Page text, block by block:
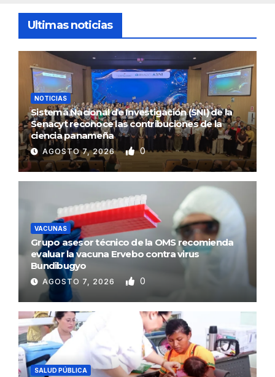
Ultimas noticias
NOTICIAS
Sistema Nacional de Investigación (SNI) de la
Senacyt reconoce las contribuciones de la
ciencia panameña
AGOSTO 7, 2026 0
VACUNAS
Grupo asesor técnico de la OMS recomienda
evaluar la vacuna Ervebo contra virus
Bundibugyo
AGOSTO 7, 2026 0
SALUD PÚBLICA